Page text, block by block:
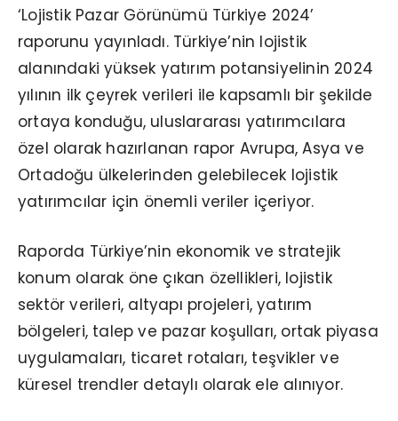
‘Lojistik Pazar Görünümü Türkiye 2024’
raporunu yayınladı. Türkiye’nin lojistik
alanındaki yüksek yatırım potansiyelinin 2024
yılının ilk çeyrek verileri ile kapsamlı bir şekilde
ortaya konduğu, uluslararası yatırımcılara
özel olarak hazırlanan rapor Avrupa, Asya ve
Ortadoğu ülkelerinden gelebilecek lojistik
yatırımcılar için önemli veriler içeriyor.
Raporda Türkiye’nin ekonomik ve stratejik
konum olarak öne çıkan özellikleri, lojistik
sektör verileri, altyapı projeleri, yatırım
bölgeleri, talep ve pazar koşulları, ortak piyasa
uygulamaları, ticaret rotaları, teşvikler ve
küresel trendler detaylı olarak ele alınıyor.